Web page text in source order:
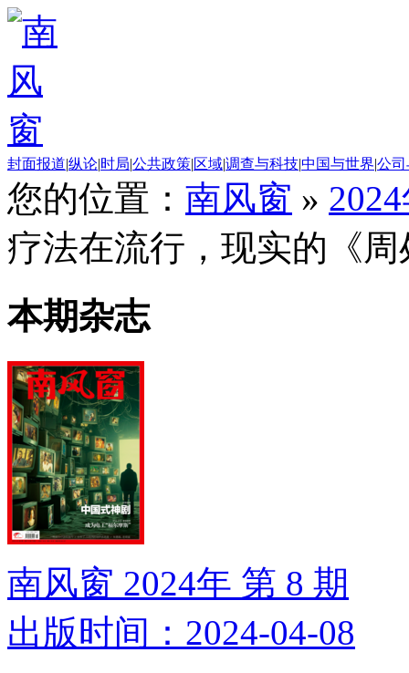
封面报道|纵论|时局|公共政策|区域|调查与科技|中国与世界|公
您的位置： 南风窗 »
疗法在流行，现实的《
本期杂志
南风窗 2024年 第 8 期
出版时间：2024-04-08